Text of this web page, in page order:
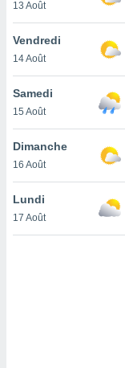
en
de
votre
à
en
le
13 Août
Vendredi
14 Août
Samedi
15 Août
Dimanche
16 Août
Lundi
17 Août